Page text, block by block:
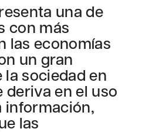
una de
con más
las economías
un gran
sociedad en
deriva en el uso
información,
las